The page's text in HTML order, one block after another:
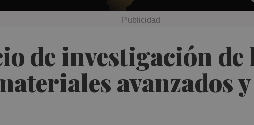
de investigación de
avanzados